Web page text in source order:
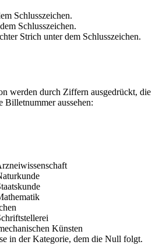
Schlusszeichen.
Schlusszeichen.
Strich unter dem Schlusszeichen.
werden durch Ziffern ausgedrückt, die
Billetnummer aussehen:
Künsten
in der Kategorie, dem die Null folgt.